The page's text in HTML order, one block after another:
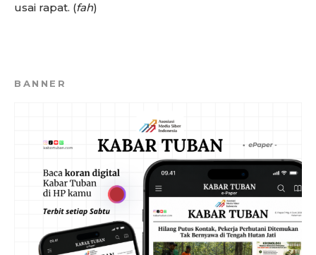
usai rapat. (fah)
BANNER